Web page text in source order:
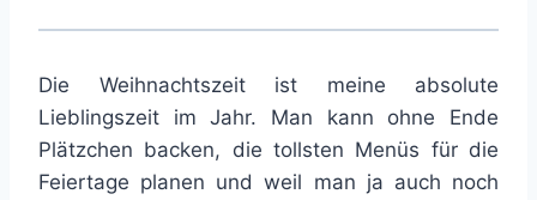
Die Weihnachtszeit ist meine absolute
Lieblingszeit im Jahr. Man kann ohne Ende
Plätzchen backen, die tollsten Menüs für die
Feiertage planen und weil man ja auch noch